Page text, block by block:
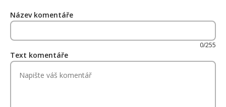
Název komentáře
0/255
Text komentáře